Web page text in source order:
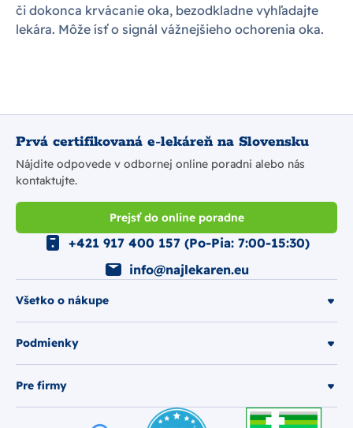
či dokonca krvácanie oka, bezodkladne vyhľadajte
lekára. Môže ísť o signál vážnejšieho ochorenia oka.
Prvá certifikovaná e-lekáreň na Slovensku
Nájdite odpovede v odbornej online poradni alebo nás
kontaktujte.
Prejsť do online poradne
Všetko o nákupe
Podmienky
Pre firmy
+421 917 400 157 (Po-Pia: 7:00-15:30)
info@najlekaren.eu